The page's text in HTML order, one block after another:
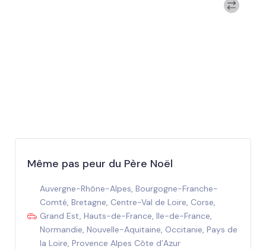
Même pas peur du Père Noël
Auvergne-Rhône-Alpes, Bourgogne-Franche-
Comté, Bretagne, Centre-Val de Loire, Corse,
Grand Est, Hauts-de-France, Ile-de-France,
Normandie, Nouvelle-Aquitaine, Occitanie, Pays de
la Loire, Provence Alpes Côte d’Azur